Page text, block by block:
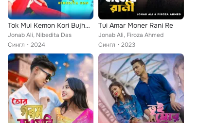
Tok Mui Kemon Kori Bujhaim
Jonab Ali, Nibedita Das
Сингл
2024
Tui Amar Moner Rani Re
Jonab Ali, Firoza Ahmed
Сингл
2023